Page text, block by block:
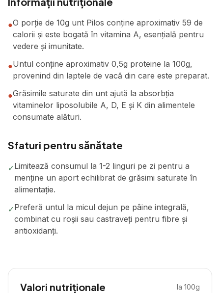
●O porție de 10g unt Pilos conține aproximativ 59 de
calorii și este bogată în vitamina A, esențială pentru
vedere și imunitate.
●Untul conține aproximativ 0,5g proteine la 100g,
provenind din laptele de vacă din care este preparat.
●Grăsimile saturate din unt ajută la absorbția
vitaminelor liposolubile A, D, E și K din alimentele
consumate alături.
Sfaturi pentru sănătate
✓Limitează consumul la 1-2 linguri pe zi pentru a
menține un aport echilibrat de grăsimi saturate în
alimentație.
✓Preferă untul la micul dejun pe pâine integrală,
combinat cu roșii sau castraveți pentru fibre și
antioxidanți.
Valori nutriționale la 100g